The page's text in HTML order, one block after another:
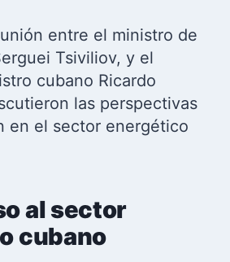
entre el ministro de
Tsiviliov, y el
cubano Ricardo
las perspectivas
en el sector energético
al sector
cubano